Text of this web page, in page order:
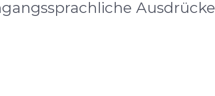
Ausdrücke